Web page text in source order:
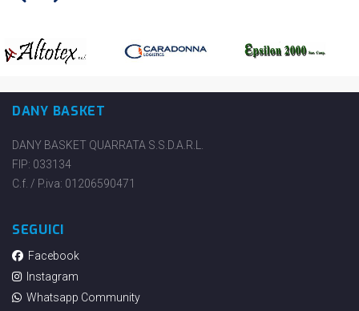
DANY BASKET
DANY BASKET QUARRATA S.S.D.A.R.L.
FIP: 033134
C.f. / P.iva: 01206590471
SEGUICI
Facebook
Instagram
Whatsapp Community